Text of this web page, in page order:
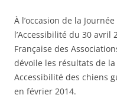
À l’occasion de la
l’Accessibilité du 30 avril
Française des
dévoile les résultats de
Accessibilité des chiens
en février 2014.